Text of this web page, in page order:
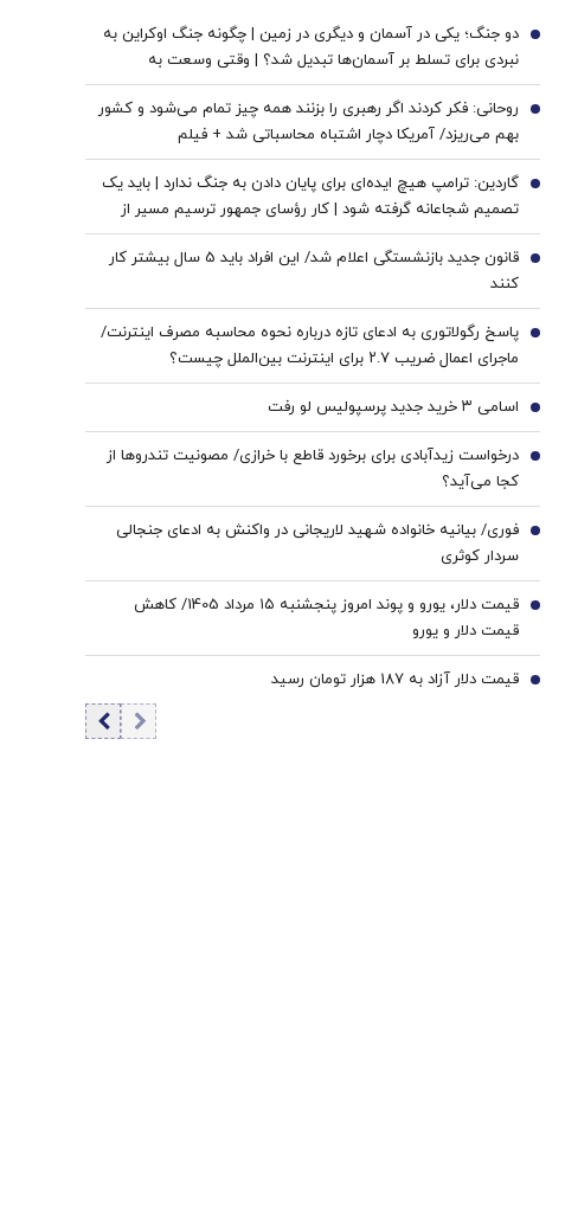
دو جنگ؛ یکی در آسمان و دیگری در زمین | چگونه جنگ اوکراین به
نبردی برای تسلط بر آسمان‌ها تبدیل شد؟ | وقتی وسعت به
پراکندگی پدافندها می‌انجامد
1
روحانی: فکر کردند اگر رهبری را بزنند همه چیز تمام می‌شود و کشور
بهم می‌ریزد/ آمریکا دچار اشتباه محاسباتی شد + فیلم
2
گاردین: ترامپ هیچ ایده‌ای برای پایان دادن به جنگ ندارد | باید یک
تصمیم شجاعانه گرفته شود | کار رؤسای جمهور ترسیم مسیر از
میان بادهای طوفانی است
3
قانون جدید بازنشستگی اعلام شد/ این افراد باید 5 سال بیشتر کار
کنند
4
پاسخ رگولاتوری به ادعای تازه درباره نحوه محاسبه مصرف اینترنت/
ماجرای اعمال ضریب ۲.۷ برای اینترنت بین‌الملل چیست؟
5
اسامی ۳ خرید جدید پرسپولیس لو رفت 6
درخواست زیدآبادی برای برخورد قاطع با خرازی/ مصونیت تندروها از
کجا می‌آید؟
7
فوری/ بیانیه خانواده شهید لاریجانی در واکنش به ادعای جنجالی
سردار کوثری
8
قیمت دلار، یورو و پوند امروز پنجشنبه ۱۵ مرداد 1405/ کاهش
قیمت دلار و یورو
9
قیمت دلار آزاد به 187 هزار تومان رسید 10